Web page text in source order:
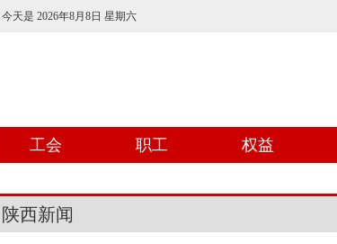
今天是 2026年8月8日 星期六
工会 职工 权益
陕西新闻